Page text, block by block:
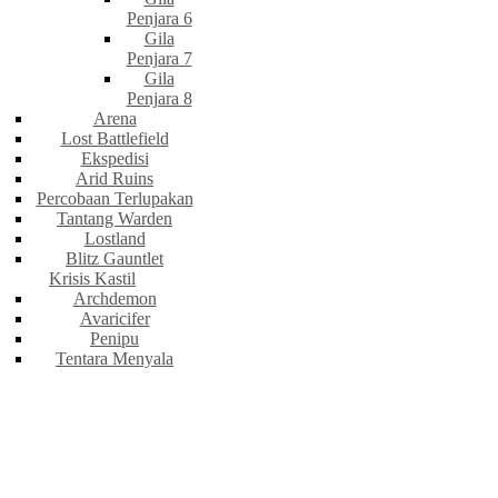
Penjara 6
Gila
Penjara 7
Gila
Penjara 8
Arena
Lost Battlefield
Ekspedisi
Arid Ruins
Percobaan Terlupakan
Tantang Warden
Lostland
Blitz Gauntlet
Krisis Kastil
Archdemon
Avaricifer
Penipu
Tentara Menyala